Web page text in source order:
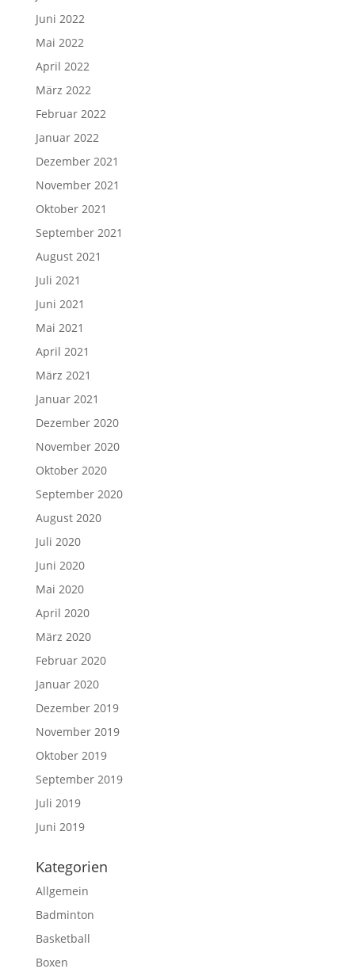
Juni 2022
Mai 2022
April 2022
März 2022
Februar 2022
Januar 2022
Dezember 2021
November 2021
Oktober 2021
September 2021
August 2021
Juli 2021
Juni 2021
Mai 2021
April 2021
März 2021
Januar 2021
Dezember 2020
November 2020
Oktober 2020
September 2020
August 2020
Juli 2020
Juni 2020
Mai 2020
April 2020
März 2020
Februar 2020
Januar 2020
Dezember 2019
November 2019
Oktober 2019
September 2019
Juli 2019
Juni 2019
Kategorien
Allgemein
Badminton
Basketball
Boxen